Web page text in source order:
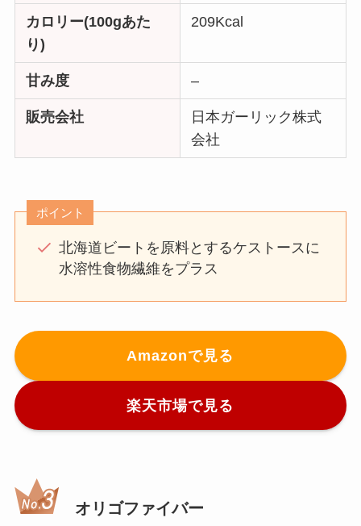
カロリー(100gあた
り)
209Kcal
甘み度 –
販売会社
日本ガーリック株式
会社
ポイント
北海道ビートを原料とするケストースに
水溶性食物繊維をプラス
Amazonで見る
楽天市場で見る
オリゴファイバー